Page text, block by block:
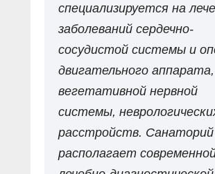
специализируется на
заболеваний сердечно-
сосудистой системы и
двигательного аппарата,
вегетативной нервной
системы,
расстройств. Санаторий
располагает